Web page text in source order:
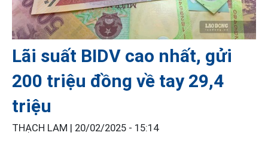
Lãi suất BIDV cao nhất, gửi
200 triệu đồng về tay 29,4
triệu
THẠCH LAM | 20/02/2025 - 15:14